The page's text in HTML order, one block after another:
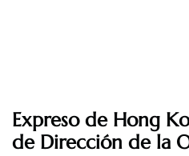
Expreso de Hong
de Dirección de la